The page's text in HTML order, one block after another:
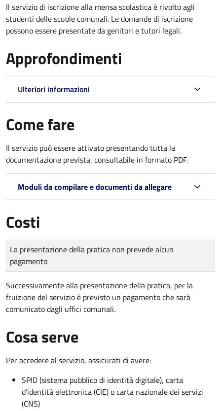
Il servizio di iscrizione alla mensa scolastica è rivolto agli
studenti delle scuole comunali. Le domande di iscrizione
possono essere presentate da genitori e tutori legali.
Approfondimenti
Ulteriori informazioni
Come fare
Il servizio può essere attivato presentando tutta la
documentazione prevista, consultabile in formato PDF.
Moduli da compilare e documenti da allegare
Costi
Tipo di pagamento
Importo
La presentazione della pratica non prevede alcun
pagamento
Successivamente alla presentazione della pratica, per la
fruizione del servizio è previsto un pagamento che sarà
comunicato dagli uffici comunali.
Cosa serve
Per accedere al servizio, assicurati di avere:
SPID (sistema pubblico di identità digitale), carta
d’identità elettronica (CIE) o carta nazionale dei servizi
(CNS)